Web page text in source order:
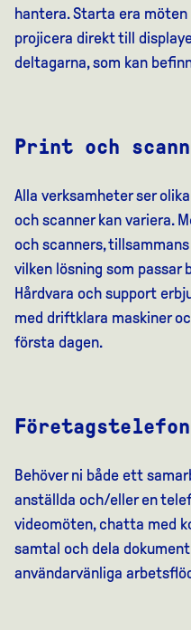
hantera. Starta era
projicera direkt till
deltagarna, som kan
Print och
Alla verksamheter ser
och scanner kan variera.
och scanners,
vilken lösning som passar
Hårdvara och support
med driftklara maskiner
första dagen.
Behöver ni både ett
anställda och/eller en
videomöten, chatta med
samtal och dela
användarvänliga